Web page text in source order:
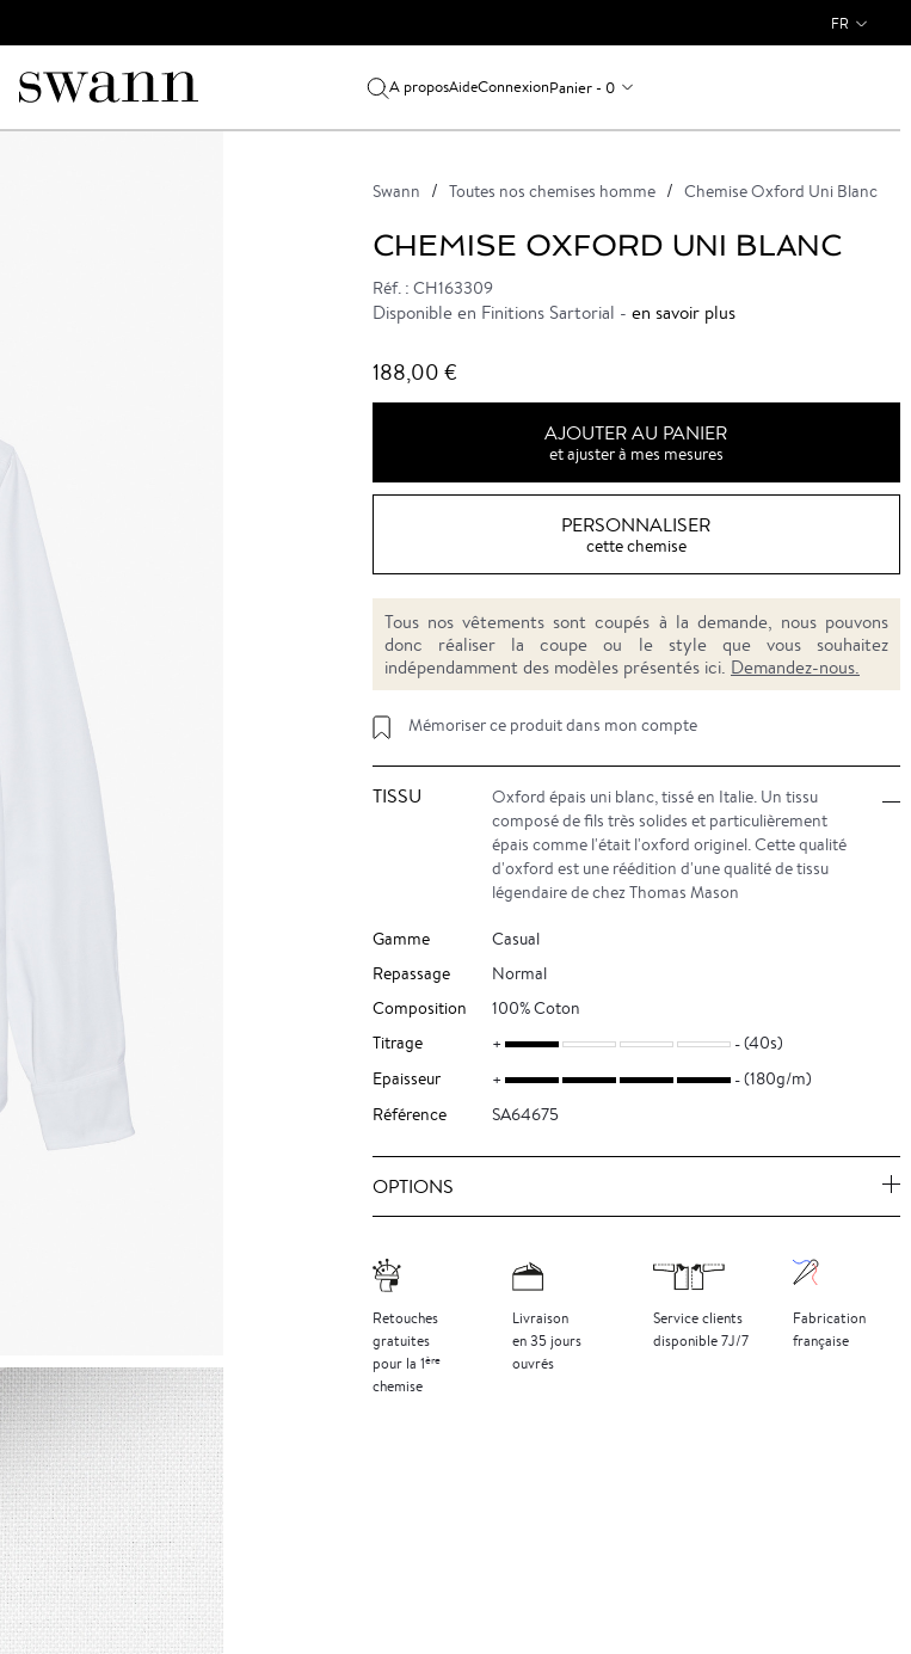
FR
A proposAideConnexionPanier - 0
Swann Toutes nos chemises homme Chemise Oxford Uni Blanc
CHEMISE OXFORD UNI BLANC
Réf. : CH163309
Disponible en Finitions Sartorial - en savoir plus
188,00 €
AJOUTER AU PANIER
et ajuster à mes mesures
PERSONNALISER
cette chemise
Tous nos vêtements sont coupés à la demande, nous pouvons
donc réaliser la coupe ou le style que vous souhaitez
indépendamment des modèles présentés ici. Demandez-nous.
Mémoriser ce produit dans mon compte
TISSU
Oxford épais uni blanc, tissé en Italie. Un tissu
composé de fils très solides et particulièrement
épais comme l'était l'oxford originel. Cette qualité
d'oxford est une réédition d'une qualité de tissu
légendaire de chez Thomas Mason
Gamme
Casual
Repassage
Normal
Composition
100% Coton
Titrage
(40s)
Epaisseur
(180g/m)
Référence
SA64675
OPTIONS
Retouches
gratuites
pour la 1ère
chemise
Livraison
en 35 jours
ouvrés
Service clients
disponible 7J/7
Fabrication
française